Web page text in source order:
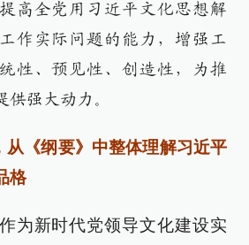
高全党用习近平文化思想解
作实际问题的能力，增强工
性、预见性、创造性，为推
供强大动力。
从《纲要》中整体理解习近平
格
为新时代党领导文化建设实